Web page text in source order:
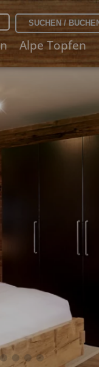
Alpe Topfen